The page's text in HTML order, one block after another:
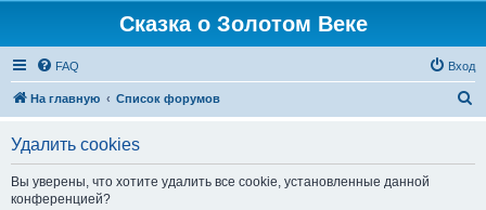
Сказка о Золотом Веке
FAQ Вход
На главную Список форумов
Удалить cookies
Вы уверены, что хотите удалить все cookie, установленные данной
конференцией?